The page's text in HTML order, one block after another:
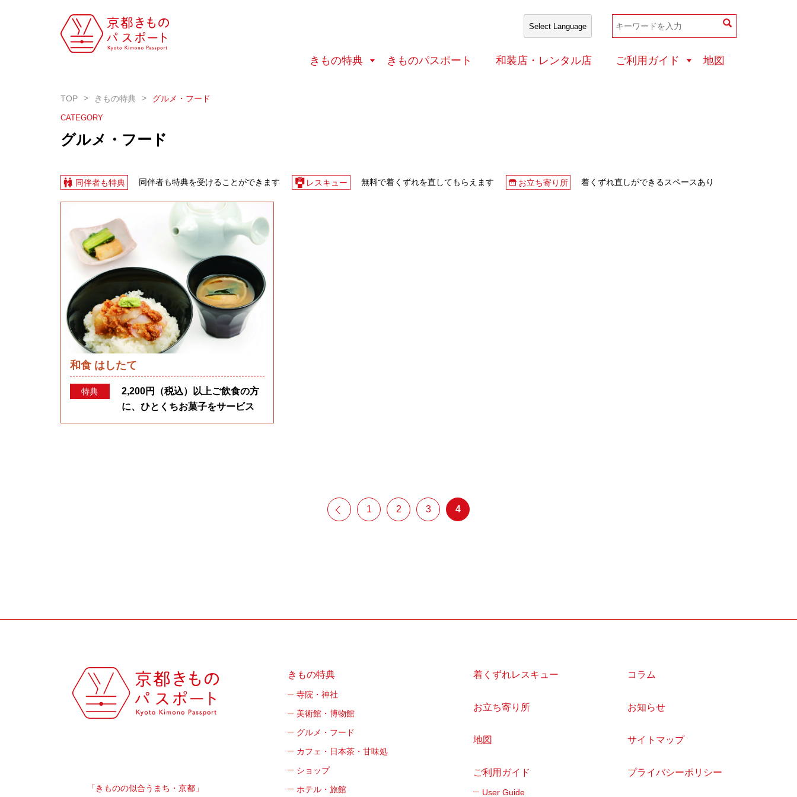
きもの特典 きものパスポート 和装店・レンタル店 ご利用ガイド 地図
TOP きもの特典 グルメ・フード
CATEGORY
グルメ・フード
同伴者も特典を受けることができます 無料で着くずれを直してもらえます 着くずれ直しができるスペースあり
和食 はしたて
特典
2,200円（税込）以上ご飲食の方
に、ひとくちお菓子をサービス
1 2 3 4
「きものの似合うまち・京都」
きもの特典
寺院・神社
美術館・博物館
グルメ・フード
カフェ・日本茶・甘味処
ショップ
ホテル・旅館
着くずれレスキュー
お立ち寄り所
地図
ご利用ガイド
User Guide
コラム
お知らせ
サイトマップ
プライバシーポリシー